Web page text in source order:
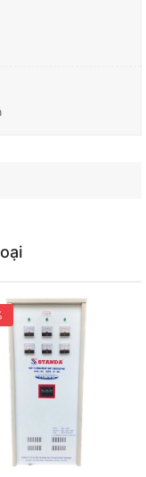
hàng nhái